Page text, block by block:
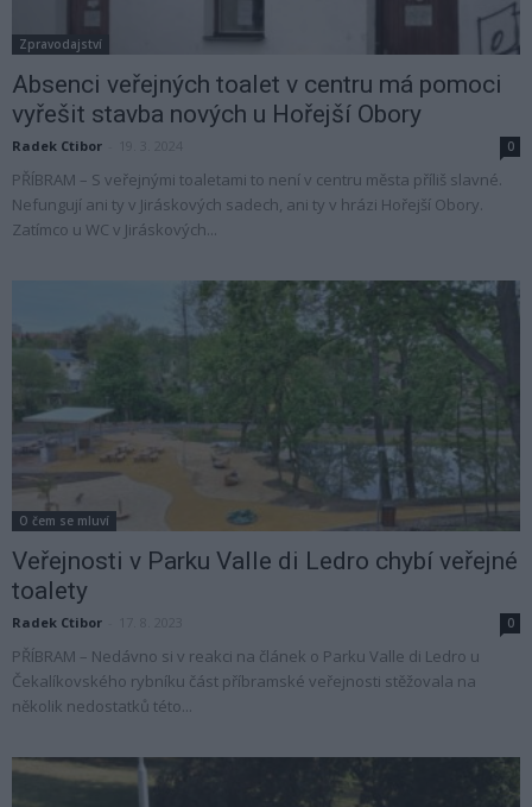
Zpravodajství
Absenci veřejných toalet v centru má pomoci
vyřešit stavba nových u Hořejší Obory
Radek Ctibor 0
PŘÍBRAM – S veřejnými toaletami to není v centru města příliš slavné.
Nefungují ani ty v Jiráskových sadech, ani ty v hrázi Hořejší Obory.
Zatímco u WC v Jiráskových...
O čem se mluví
Veřejnosti v Parku Valle di Ledro chybí veřejné
toalety
Radek Ctibor 0
PŘÍBRAM – Nedávno si v reakci na článek o Parku Valle di Ledro u
Čekalíkovského rybníku část příbramské veřejnosti stěžovala na
několik nedostatků této...